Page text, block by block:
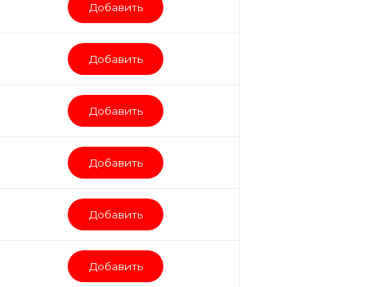
Добавить
Добавить
Добавить
Добавить
Добавить
Добавить